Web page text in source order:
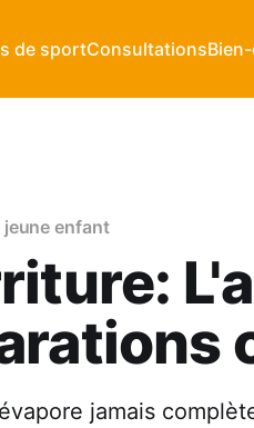
de sportConsultations
enfant
jamais